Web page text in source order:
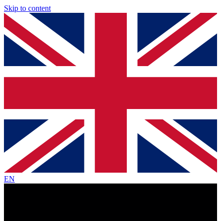
Skip to content
EN